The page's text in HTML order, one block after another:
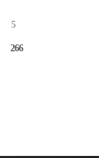
5
266